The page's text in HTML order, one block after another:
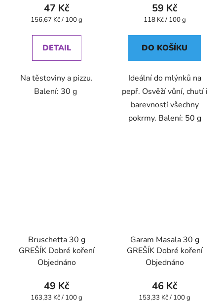
47 Kč
Měrná
156,67 Kč / 100 g
DETAIL
Na těstoviny a pizzu.
Balení: 30 g
59 Kč
Měrná
118 Kč / 100 g
DO KOŠÍKU
Ideální do mlýnků na
pepř. Osvěží vůní, chutí i
barevností všechny
pokrmy. Balení: 50 g
Bruschetta 30 g
GREŠÍK Dobré koření
Objednáno
49 Kč
Měrná
163,33 Kč / 100 g
Garam Masala 30 g
GREŠÍK Dobré koření
Objednáno
46 Kč
Měrná
153,33 Kč / 100 g